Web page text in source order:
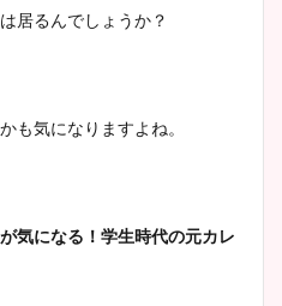
居るんでしょうか？
も気になりますよね。
気になる！学生時代の元カレ